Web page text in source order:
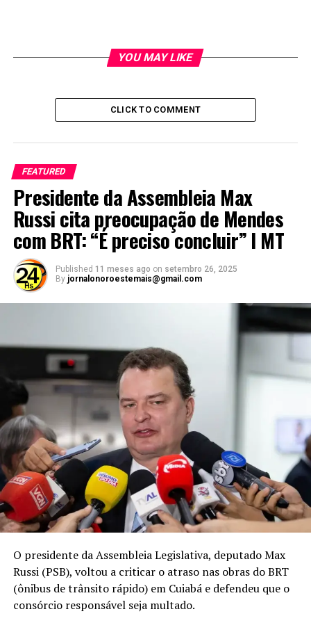
Servidora municipal é morta a facadas pelo ex-marido
na frente da mãe e filha I MT
Governo de MT assina três novos contratos de
concessão de rodovias nesta segunda-feira (1º)
YOU MAY LIKE
CLICK TO COMMENT
FEATURED
Presidente da Assembleia Max
Russi cita preocupação de Mendes
com BRT: “É preciso concluir” I MT
Published 11 meses ago on setembro 26, 2025
By jornalonoroestemais@gmail.com
O presidente da Assembleia Legislativa, deputado Max
Russi (PSB), voltou a criticar o atraso nas obras do BRT
(ônibus de trânsito rápido) em Cuiabá e defendeu que o
consórcio responsável seja multado.